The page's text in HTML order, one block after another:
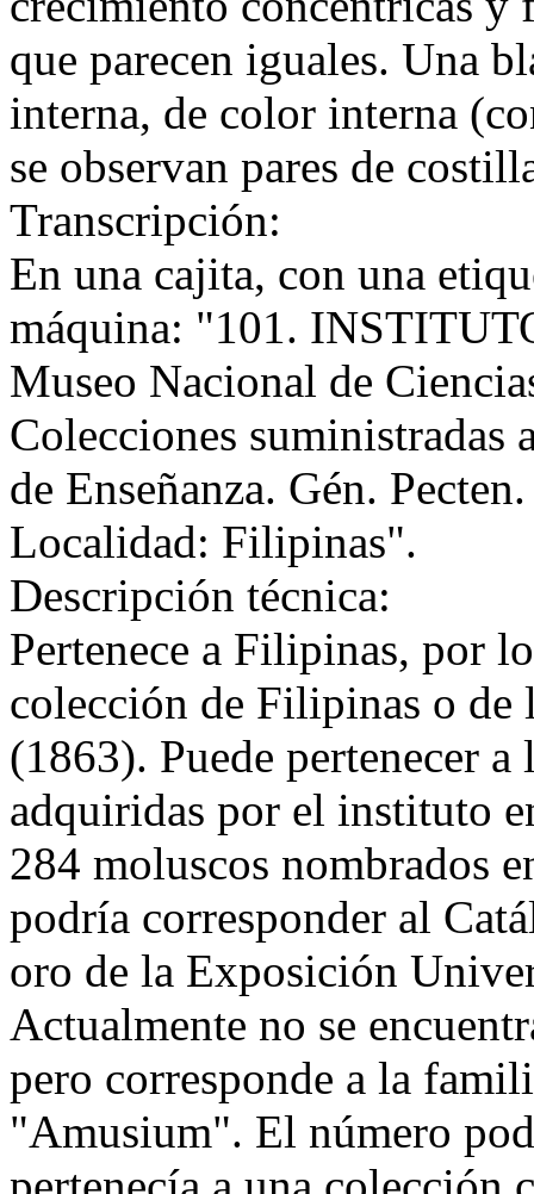
que parecen iguales. Una
interna, de color interna
se observan pares de
Transcripción:
En una cajita, con una
máquina: "101.
Museo Nacional de
Colecciones suministradas
de Enseñanza. Gén.
Localidad: Filipinas".
Descripción técnica:
Pertenece a Filipinas, por
colección de Filipinas o
(1863). Puede pertenecer
adquiridas por el instituto
284 moluscos nombrados
podría corresponder al
oro de la Exposición
Actualmente no se
pero corresponde a la
"Amusium". El número